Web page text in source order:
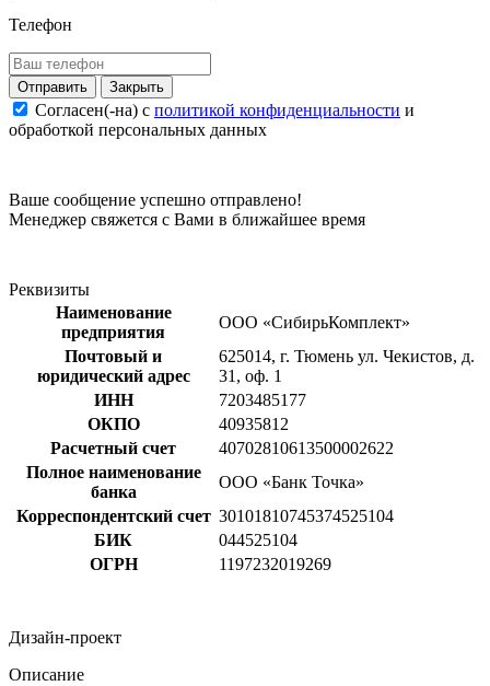
Телефон
Закрыть
Согласен(-на) c политикой конфиденциальности и
обработкой персональных данных
Ваше сообщение успешно отправлено!
Менеджер свяжется с Вами в ближайшее время
Реквизиты
Наименование
предприятия
ООО «СибирьКомплект»
Почтовый и
юридический адрес
625014, г. Тюмень ул. Чекистов, д.
31, оф. 1
ИНН
7203485177
ОКПО
40935812
Расчетный счет
40702810613500002622
Полное наименование
банка
ООО «Банк Точка»
Корреспондентский счет 30101810745374525104
БИК
044525104
ОГРН
1197232019269
Дизайн-проект
Описание